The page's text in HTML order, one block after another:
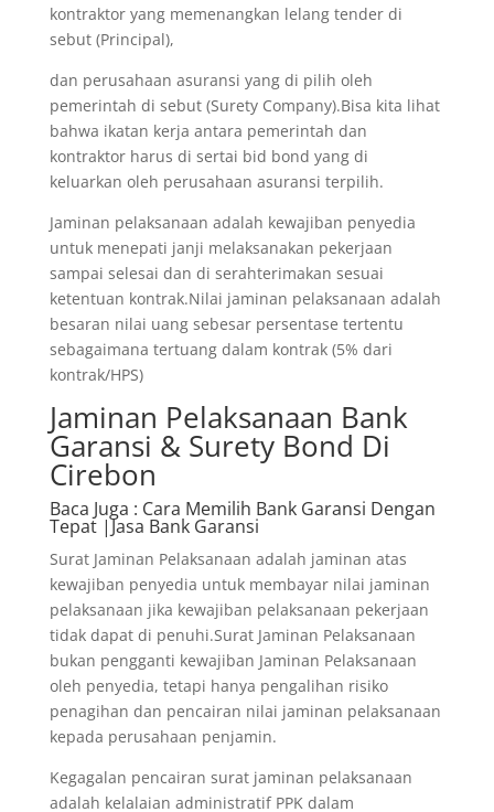
kontraktor yang memenangkan lelang tender di
sebut (Principal),
dan perusahaan asuransi yang di pilih oleh
pemerintah di sebut (Surety Company).Bisa kita lihat
bahwa ikatan kerja antara pemerintah dan
kontraktor harus di sertai bid bond yang di
keluarkan oleh perusahaan asuransi terpilih.
Jaminan pelaksanaan adalah kewajiban penyedia
untuk menepati janji melaksanakan pekerjaan
sampai selesai dan di serahterimakan sesuai
ketentuan kontrak.Nilai jaminan pelaksanaan adalah
besaran nilai uang sebesar persentase tertentu
sebagaimana tertuang dalam kontrak (5% dari
kontrak/HPS)
Jaminan Pelaksanaan Bank
Garansi & Surety Bond Di
Cirebon
Baca Juga : Cara Memilih Bank Garansi Dengan
Tepat |Jasa Bank Garansi
Surat Jaminan Pelaksanaan adalah jaminan atas
kewajiban penyedia untuk membayar nilai jaminan
pelaksanaan jika kewajiban pelaksanaan pekerjaan
tidak dapat di penuhi.Surat Jaminan Pelaksanaan
bukan pengganti kewajiban Jaminan Pelaksanaan
oleh penyedia, tetapi hanya pengalihan risiko
penagihan dan pencairan nilai jaminan pelaksanaan
kepada perusahaan penjamin.
Kegagalan pencairan surat jaminan pelaksanaan
adalah kelalaian administratif PPK dalam